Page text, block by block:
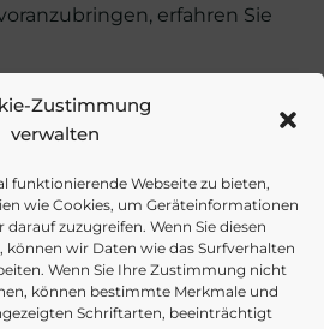
Zustimmung
verwalten
funktionierende Webseite zu bieten,
wie Cookies, um Geräteinformationen
zuzugreifen. Wenn Sie diesen
wir Daten wie das Surfverhalten
Wenn Sie Ihre Zustimmung nicht
können bestimmte Merkmale und
Schriftarten, beeinträchtigt
erfahren Sie
Post